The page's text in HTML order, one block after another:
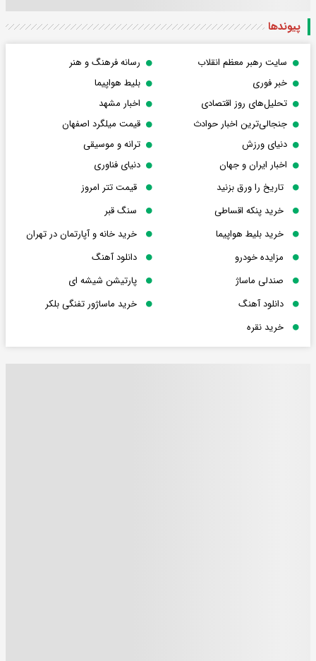
پیوندها
سایت رهبر معظم انقلاب
رسانه فرهنگ و هنر
خبر فوری
بلیط هواپیما
تحلیل‌های روز اقتصادی
اخبار مشهد
جنجالی‌ترین اخبار حوادث
قیمت میلگرد اصفهان
دنیای ورزش
ترانه و موسیقی
اخبار ایران و جهان
دنیای فناوری
تاریخ را ورق بزنید
قیمت تتر امروز
خرید پنکه اقساطی
سنگ قبر
خرید بلیط هواپیما
خرید خانه و آپارتمان در تهران
مزایده خودرو
دانلود آهنگ
صندلی ماساژ
پارتیشن شیشه ای
دانلود آهنگ
خرید ماساژور تفنگی بلکر
خرید نقره